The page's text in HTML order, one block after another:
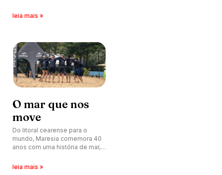
surfistas em busca de ondas
leia mais »
O mar que nos
move
Do litoral cearense para o
mundo, Maresia comemora 40
anos com uma história de mar,
leia mais »